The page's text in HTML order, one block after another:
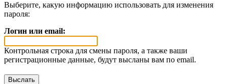
Выберите, какую информацию использовать для изменения
пароля:
Логин или email:
Контрольная строка для смены пароля, а также ваши
регистрационные данные, будут высланы вам по email.